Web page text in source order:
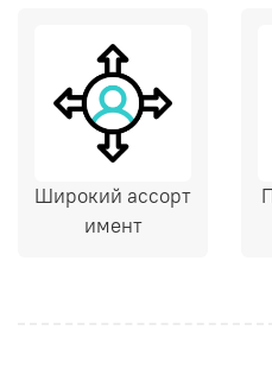
Широкий ассорт
имент